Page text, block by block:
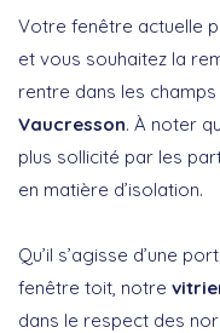
Votre fenêtre actuelle
et vous souhaitez la
rentre dans les
Vaucresson. À noter
plus sollicité par les
en matière d’isolation.
Qu’il s’agisse d’une
fenêtre toit, notre
dans le respect des